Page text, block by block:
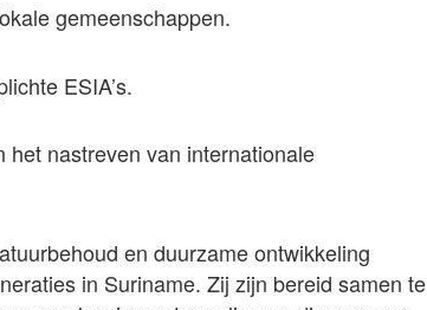
gemeenschappen.
ESIA’s.
nastreven van internationale
en duurzame ontwikkeling
in Suriname. Zij zijn bereid samen te